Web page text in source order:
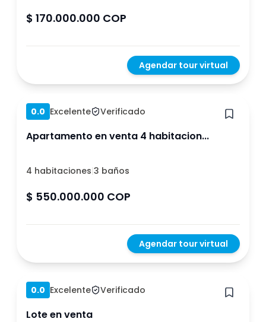
$ 170.000.000 COP
Agendar tour virtual
Hace 1 año
0.0 Excelente Verificado
Apartamento en venta 4 habitacion...
4 habitaciones|3 baños
$ 550.000.000 COP
Agendar tour virtual
Hace 1 año
0.0 Excelente Verificado
Lote en venta